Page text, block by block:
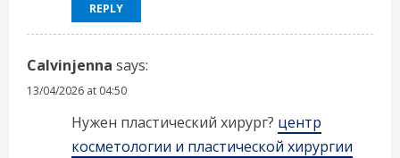
REPLY
Calvinjenna says:
13/04/2026 at 04:50
Нужен пластический хирург? центр
косметологии и пластической хирургии